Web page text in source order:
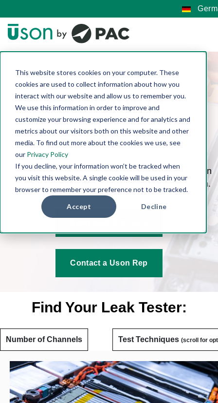
This website stores cookies on your computer. These
cookies are used to collect information about how you
interact with our website and allow us to remember you.
We use this information in order to improve and
customize your browsing experience and for analytics and
metrics about our visitors both on this website and other
media. To find out more about the cookies we use, see
our Privacy Policy
If you decline, your information won’t be tracked when
you visit this website. A single cookie will be used in your
browser to remember your preference not to be tracked.
Accept Decline
EV-Batterie-
Lecktests
Wir unterstützen Sie bei der Erstellung und Definition
der Testanforderungen für EV-Batteriekomponenten.
Contact a Uson Rep
Find Your Leak Tester:
Number of Channels Test Techniques (scroll for